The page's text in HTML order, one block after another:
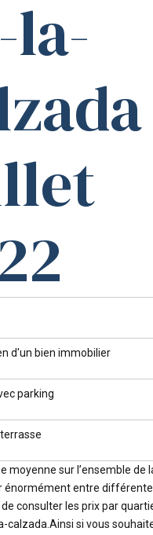
la-
d'un bien immobilier
parking
moyenne sur l’ensemble de
énormément entre
consulter les prix par
calzada.Ainsi si vous